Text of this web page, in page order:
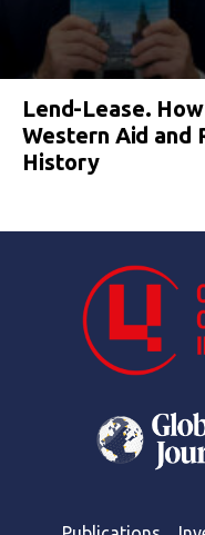
Lend-Lease.
Western Aid and
History